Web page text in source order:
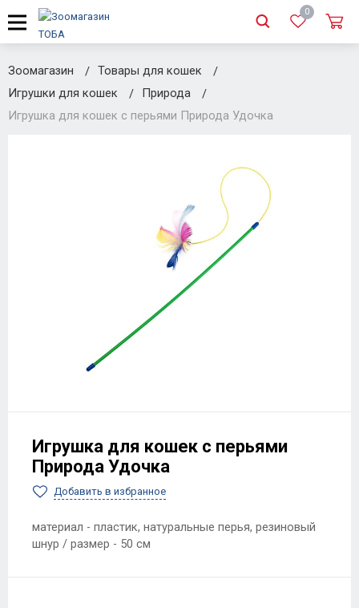
0
Зоомагазин
Товары для кошек
Игрушки для кошек
Природа
Игрушка для кошек с перьями Природа Удочка
Игрушка для кошек с перьями
Природа Удочка
Добавить в избранное
материал - пластик, натуральные перья, резиновый
шнур / размер - 50 см